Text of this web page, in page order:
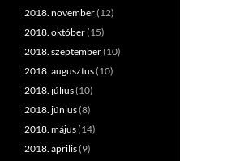
2018. november(12)
2018. október(15)
2018. szeptember(10)
2018. augusztus(10)
2018. július(10)
2018. június(8)
2018. május(14)
2018. április(9)